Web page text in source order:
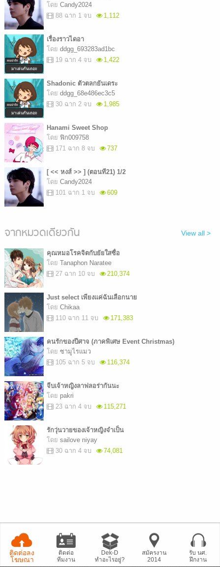
โดย Candy2024
88 ฉาก 1 จบ
1,112
เรื่องราวไดอา
โดย ddgg_693283ad1bc
19 ฉาก 4 จบ
1,422
Shadonic ตัวตลกยันเดระ
โดย ddgg_68e486ec3c5
30 ฉาก 2 จบ
1,985
Hanami Sweet Shop
โดย ฟิก009758
171 ฉาก 8 จบ
737
[ << หงส์ >> ] (ตอนที21) 1/2
โดย Candy2024
101 ฉาก 1 จบ
609
จากหมวดเดียวกัน View all >
คุณหมอโรคจิตกับยัยใสซื่อ
โดย Tanaphon Naratee
27 ฉาก 10 จบ
210,374
Just select เพียงแค่ฉันเลือกนาย
โดย Chikaa
110 ฉาก 11 จบ
171,383
คนรักของปีศาจ (ภาคพิเศษ Event Christmas)
โดย ซามูไรแมว
105 ฉาก 5 จบ
116,374
จีบเจ้าหญิงลาฟลอร่ากันนะ
โดย pakri
23 ฉาก 4 จบ
115,271
รักวุ่นวายของเจ้าหญิงจำเป็น
โดย sailove niyay
30 ฉาก 4 จบ
74,081
ติดต่อลง
โฆษณา
ติดต่อ
ทีมงาน
Dek-D
ทำอะไรอยู่?
สมัครงาน
2014
รับ นศ.
ฝึกงาน